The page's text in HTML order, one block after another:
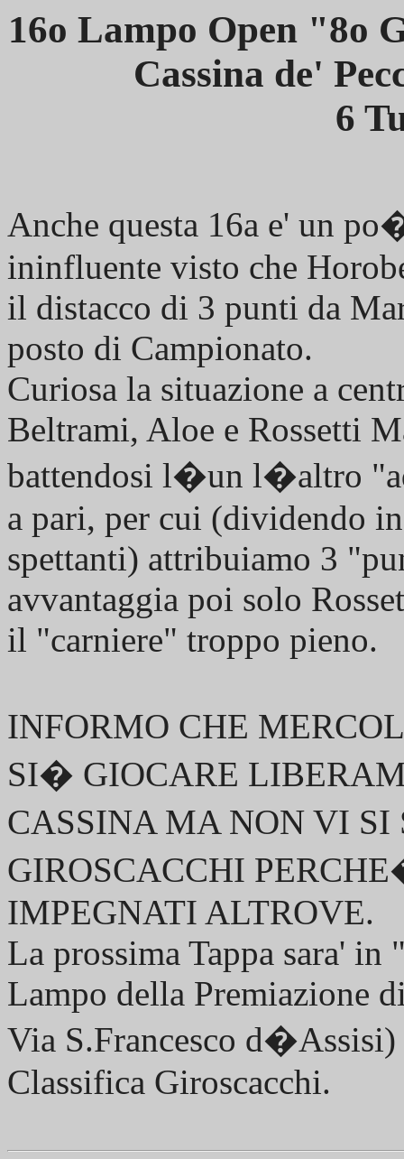
16o Lampo Open "8o
Cassina de'
6
Anche questa 16a e' un
ininfluente visto che
il distacco di 3 punti da
posto di Campionato.
Curiosa la situazione a
Beltrami, Aloe e Rossetti
battendosi l�un l�altro
a pari, per cui (dividendo
spettanti) attribuiamo 3
avvantaggia poi solo
il "carniere" troppo pieno.
INFORMO CHE
SI� GIOCARE
CASSINA MA NON VI
GIROSCACCHI
IMPEGNATI ALTROVE.
La prossima Tappa sara'
Lampo della Premiazione
Via S.Francesco
Classifica Giroscacchi.